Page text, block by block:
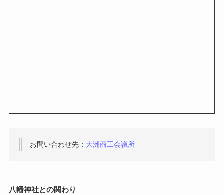
お問い合わせ先： 大洲商工会議所
八幡神社との関わり